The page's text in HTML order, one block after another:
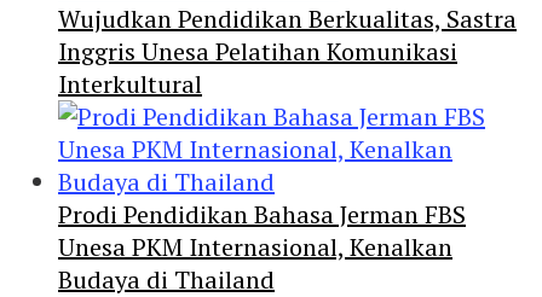
Wujudkan Pendidikan Berkualitas, Sastra
Inggris Unesa Pelatihan Komunikasi
Interkultural
Prodi Pendidikan Bahasa Jerman FBS
Unesa PKM Internasional, Kenalkan
Budaya di Thailand